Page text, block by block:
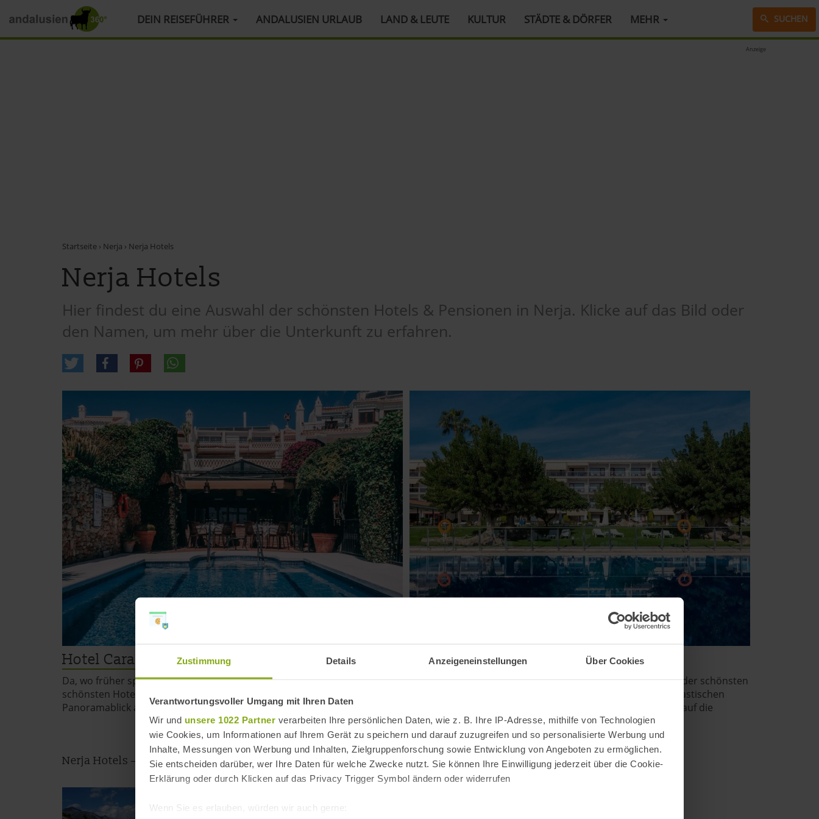
Zustimmung Details Anzeigeneinstellungen Über Cookies
Verantwortungsvoller Umgang mit Ihren Daten
Wir und unsere 1022 Partner verarbeiten Ihre persönlichen Daten, wie z. B. Ihre IP-Adresse, mithilfe von Technologien
wie Cookies, um Informationen auf Ihrem Gerät zu speichern und darauf zuzugreifen und so personalisierte Werbung und
Inhalte, Messungen von Werbung und Inhalten, Zielgruppenforschung sowie Entwicklung von Angeboten zu ermöglichen.
Sie entscheiden darüber, wer Ihre Daten für welche Zwecke nutzt. Sie können Ihre Einwilligung jederzeit über die Cookie-
Erklärung oder durch Klicken auf das Privacy Trigger Symbol ändern oder widerrufen
Wenn Sie es erlauben, würden wir auch gerne:
HAUPTMENÜ DEIN REISEFÜHRER ANDALUSIEN URLAUB LAND & LEUTE KULTUR STÄDTE & DÖRFER MEHR SUCHEN
Anzeige
Startseite › Nerja › Nerja Hotels
Nerja Hotels
Hier findest du eine Auswahl der schönsten Hotels & Pensionen in Nerja. Klicke auf das Bild oder
den Namen, um mehr über die Unterkunft zu erfahren.
Hotel Carabeo
Da, wo früher spanische Kinder büffelten, befindet sich jetzt eins der
schönsten Hotels in Nerja: Das Boutique-Hotel Carabeo mit
Panoramablick auf die Küste und den Naturpark Maro – Cerro Gordo.
Parador de Nerja
Der Parador de Nerja liegt direkt am Playa Burriana, einem der schönsten
Strände der Costa del Sol. Viele Zimmer besitzen einen fantastischen
Ausblick aufs Mittelmeer, die Berge der Sierra Almijara und auf die
spektakuläre Steilküste.
Nerja Hotels – aktuelle Angebote